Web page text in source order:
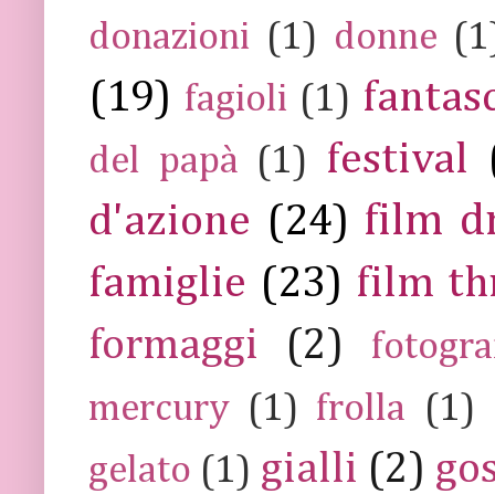
donazioni (1) donne
(19) fagioli (1)
del papà (1) festival
d'azione (24) film
famiglie (23) film
formaggi
(2)
mercury (1) frolla (1)
gelato (1) gialli (2)